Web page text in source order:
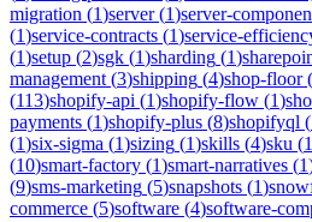
migration (1)server(1)server-
(1)service-contracts (1)service-
(1)setup (2)sgk (1)sharding (1)
management (3)shipping (4)shop-floor(
(113)shopify-api (1)shopify-flow (1)
payments (1)shopify-plus (8)shopifyql (
(1)six-sigma (1)sizing (1)skills (4)sku (1
(10)smart-factory (1)smart-narratives (1
(9)sms-marketing (5)snapshots (1)
commerce (5)software (4)software-